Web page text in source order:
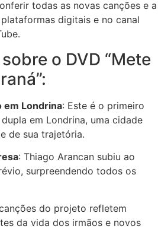
todas as novas canções e a
digitais e no canal
o DVD “Mete
em Londrina: Este é o primeiro
em Londrina, uma cidade
de sua trajetória.
: Thiago Arancan subiu ao
surpreendendo todos os
do projeto refletem
da vida dos irmãos e novos